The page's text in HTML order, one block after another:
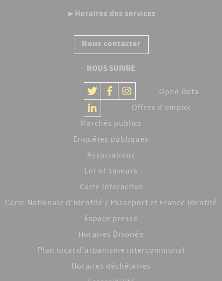
► Horaires des services
Nous contacter
NOUS SUIVRE
Open Data
Offres d'emploi
Marchés publics
Enquêtes publiques
Associations
Lot of saveurs
Carte interactive
Carte Nationale d'Identité / Passeport et France Identité
Espace presse
Horaires Divonéo
Plan local d'urbanisme intercommunal
Horaires déchèteries